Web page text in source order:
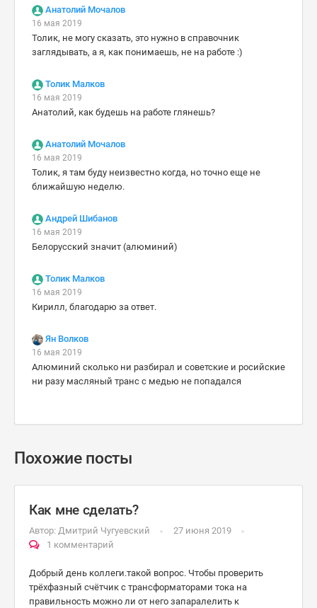
Анатолий Мочалов
16 мая 2019
Толик, не могу сказать, это нужно в справочник
заглядывать, а я, как понимаешь, не на работе :)
Толик Малков
16 мая 2019
Анатолий, как будешь на работе глянешь?
Анатолий Мочалов
16 мая 2019
Толик, я там буду неизвестно когда, но точно еще не
ближайшую неделю.
Андрей Шибанов
16 мая 2019
Белорусский значит (алюминий)
Толик Малков
16 мая 2019
Кирилл, благодарю за ответ.
Ян Волков
16 мая 2019
Алюминий сколько ни разбирал и советские и росийские
ни разу масляный транс с медью не попадался
Похожие посты
Как мне сделать?
Автор: Дмитрий Чугуевский
27 июня 2019
1 комментарий
Добрый день коллеги.такой вопрос. Чтобы проверить
трёхфазный счётчик с трансформаторами тока на
правильность можно ли от него запаралелить к